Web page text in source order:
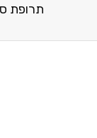
תרופת